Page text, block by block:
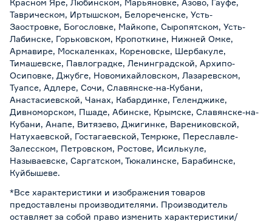
Таврическом, Иртышском, Белореченске, Усть-
Заостровке, Богословке, Майкопе, Сыропятском, Усть-
Лабинске, Горьковском, Кропоткине, Нижней Омке,
Армавире, Москаленках, Кореновске, Шербакуле,
Тимашевске, Павлоградке, Ленинградской, Архипо-
Осиповке, Джубге, Новомихайловском, Лазаревском,
Туапсе, Адлере, Сочи, Славянске-на-Кубани,
Анастасиевской, Чанах, Кабардинке, Геленджике,
Дивноморском, Пшаде, Абинске, Крымске, Славянске-на-
Кубани, Анапе, Витязево, Джигинке, Варениковской,
Натухаевской, Гостагаевской, Темрюке, Переславле-
Залесском, Петровском, Ростове, Исилькуле,
Называевске, Саргатском, Тюкалинске, Барабинске,
Куйбышеве.
*Все характеристики и изображения товаров
предоставлены производителями. Производитель
оставляет за собой право изменить характеристики/